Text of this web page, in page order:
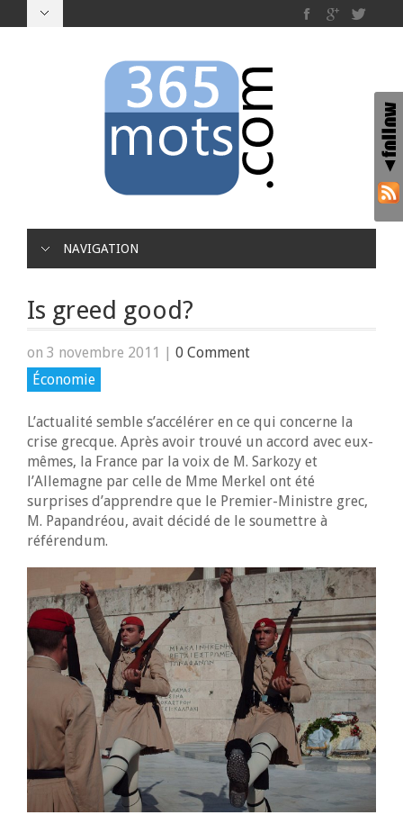
NAVIGATION
Is greed good?
on 3 novembre 2011 | 0 Comment
Économie
L’actualité semble s’accélérer en ce qui concerne la
crise grecque. Après avoir trouvé un accord avec eux-
mêmes, la France par la voix de M. Sarkozy et
l’Allemagne par celle de Mme Merkel ont été
surprises d’apprendre que le Premier-Ministre grec,
M. Papandréou, avait décidé de le soumettre à
référendum.